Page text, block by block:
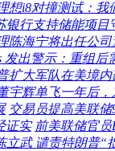
想i8对撞测试：我
银行支持储能项
陈海宁将出任公司
发出警示：重组
扩大军队在美境
宇辉单飞一年后
交易员提高美联
证实 前美联储官
立武 谴责特朗普“